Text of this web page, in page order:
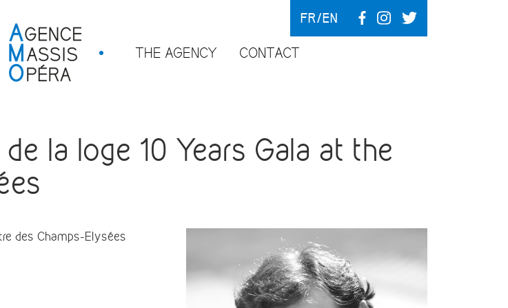
THE AGENCY CONTACT
FR EN
la loge 10 Years Gala at the
des Champs-Elysées